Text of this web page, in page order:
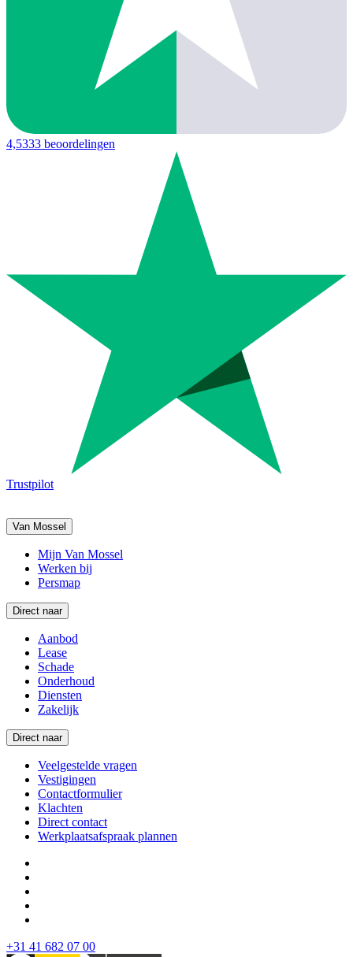
4,5333 beoordelingen
Trustpilot
Van Mossel
Mijn Van Mossel
Werken bij
Persmap
Direct naar
Aanbod
Lease
Schade
Onderhoud
Diensten
Zakelijk
Direct naar
Veelgestelde vragen
Vestigingen
Contactformulier
Klachten
Direct contact
Werkplaatsafspraak plannen
+31 41 682 07 00